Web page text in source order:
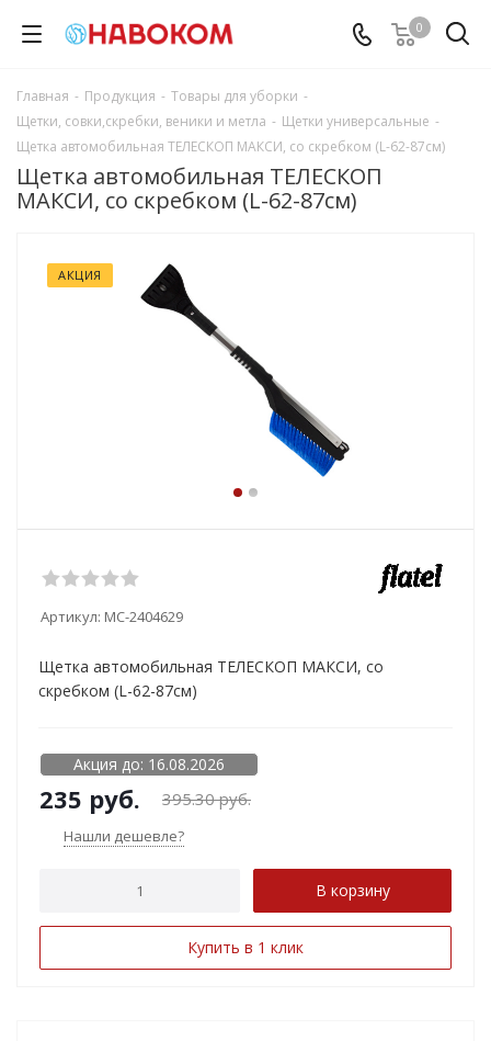
0
Главная - Продукция - Товары для уборки -
Щетки, совки,скребки, веники и метла - Щетки универсальные -
Щетка автомобильная ТЕЛЕСКОП МАКСИ, со скребком (L-62-87см)
Щетка автомобильная ТЕЛЕСКОП
МАКСИ, со скребком (L-62-87см)
АКЦИЯ
Артикул: MC-2404629
Щетка автомобильная ТЕЛЕСКОП МАКСИ, со
скребком (L-62-87см)
Акция до: 16.08.2026
235 руб. 395.30руб.
Нашли дешевле?
В корзину
Купить в 1 клик